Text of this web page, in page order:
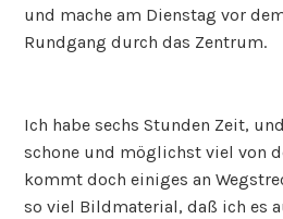
s
und mache am Dienstag vor
Rundgang durch das Zentrum.
Ich habe sechs Stunden Zeit,
schone und möglichst viel von
kommt doch einiges an
so viel Bildmaterial, daß ich es